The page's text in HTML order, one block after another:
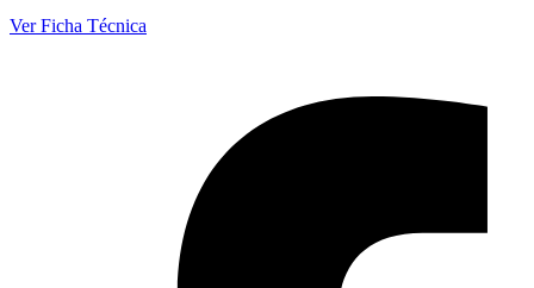
Ver Ficha Técnica